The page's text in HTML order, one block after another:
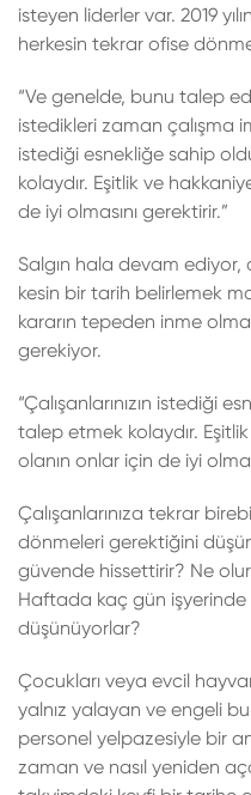
isteyen liderler var. 2019
herkesin tekrar ofise
“Ve genelde, bunu talep
istedikleri zaman çalışma
istediği esnekliğe sahip
kolaydır. Eşitlik ve
de iyi olmasını gerektirir.”
Salgın hala devam ediyor,
kesin bir tarih belirlemek
kararın tepeden inme
gerekiyor.
“Çalışanlarınızın istediği
talep etmek kolaydır.
olanın onlar için de iyi
Çalışanlarınıza tekrar
dönmeleri gerektiğini
güvende hissettirir? Ne
Haftada kaç gün işyerinde
düşünüyorlar?
Çocukları veya evcil
yalnız yalayan ve engeli
personel yelpazesiyle bir
zaman ve nasıl yeniden